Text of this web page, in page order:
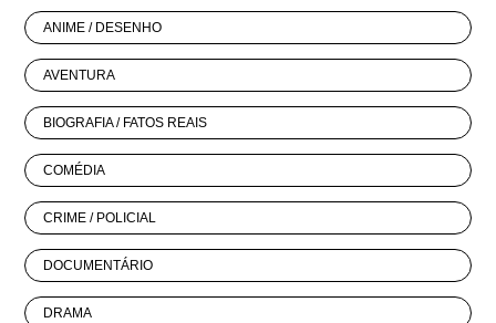
ANIME / DESENHO
AVENTURA
BIOGRAFIA / FATOS REAIS
COMÉDIA
CRIME / POLICIAL
DOCUMENTÁRIO
DRAMA